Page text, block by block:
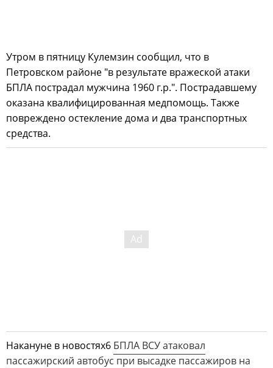
Утром в пятницу Кулемзин сообщил, что в
Петровском районе "в результате вражеской атаки
БПЛА пострадал мужчина 1960 г.р.". ️Пострадавшему
оказана квалифицированная медпомощь.️ Также
повреждено остекление дома и два транспортных
средства.
Накануне в новостях6 БПЛА ВСУ атаковал
пассажирский автобус при высадке пассажиров на